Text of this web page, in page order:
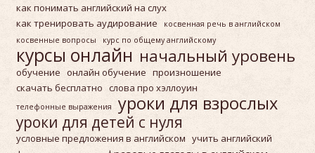
как понимать английский на слух
как тренировать аудирование
косвенная речь в английском
косвенные вопросы
курс по общему английскому
курсы онлайн начальный уровень
обучение онлайн обучение произношение
скачать бесплатно слова про хэллоуин
телефонные выражения уроки для взрослых
уроки для детей с нуля
условные предложения в английском учить английский